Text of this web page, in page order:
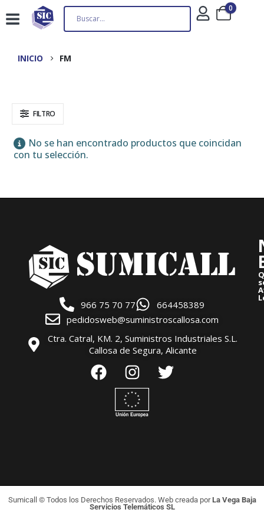
0
INICIO FM
FILTRO
No se han encontrado productos que coincidan
con tu selección.
966 75 70 77
664458389
pedidosweb@suministroscallosa.com
Ctra. Catral, KM. 2, Suministros Industriales S.L.
Callosa de Segura, Alicante
Sumicall © Todos los Derechos Reservados. Web creada porLa Vega Baja
Servicios Telemáticos SL